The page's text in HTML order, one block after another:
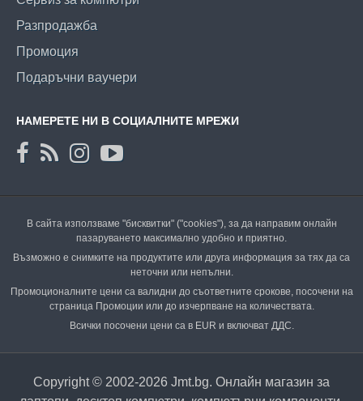
Разпродажба
Промоция
Подаръчни ваучери
НАМЕРЕТЕ НИ В СОЦИАЛНИТЕ МРЕЖИ
В сайта използваме "бисквитки" ("cookies"), за да направим онлайн
пазаруването максимално удобно и приятно.
Възможно е снимките на продуктите или друга информация за тях да са
неточни или непълни.
Промоционалните цени са валидни до съответните срокове, посочени на
страница Промоции или до изчерпване на количествата.
Всички посочени цени са в EUR и включват ДДС.
Copyright © 2002-2026 Jmt.bg. Онлайн магазин за